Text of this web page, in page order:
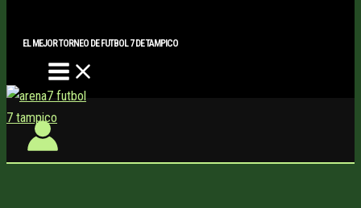
EL MEJOR TORNEO DE FUTBOL 7 DE TAMPICO